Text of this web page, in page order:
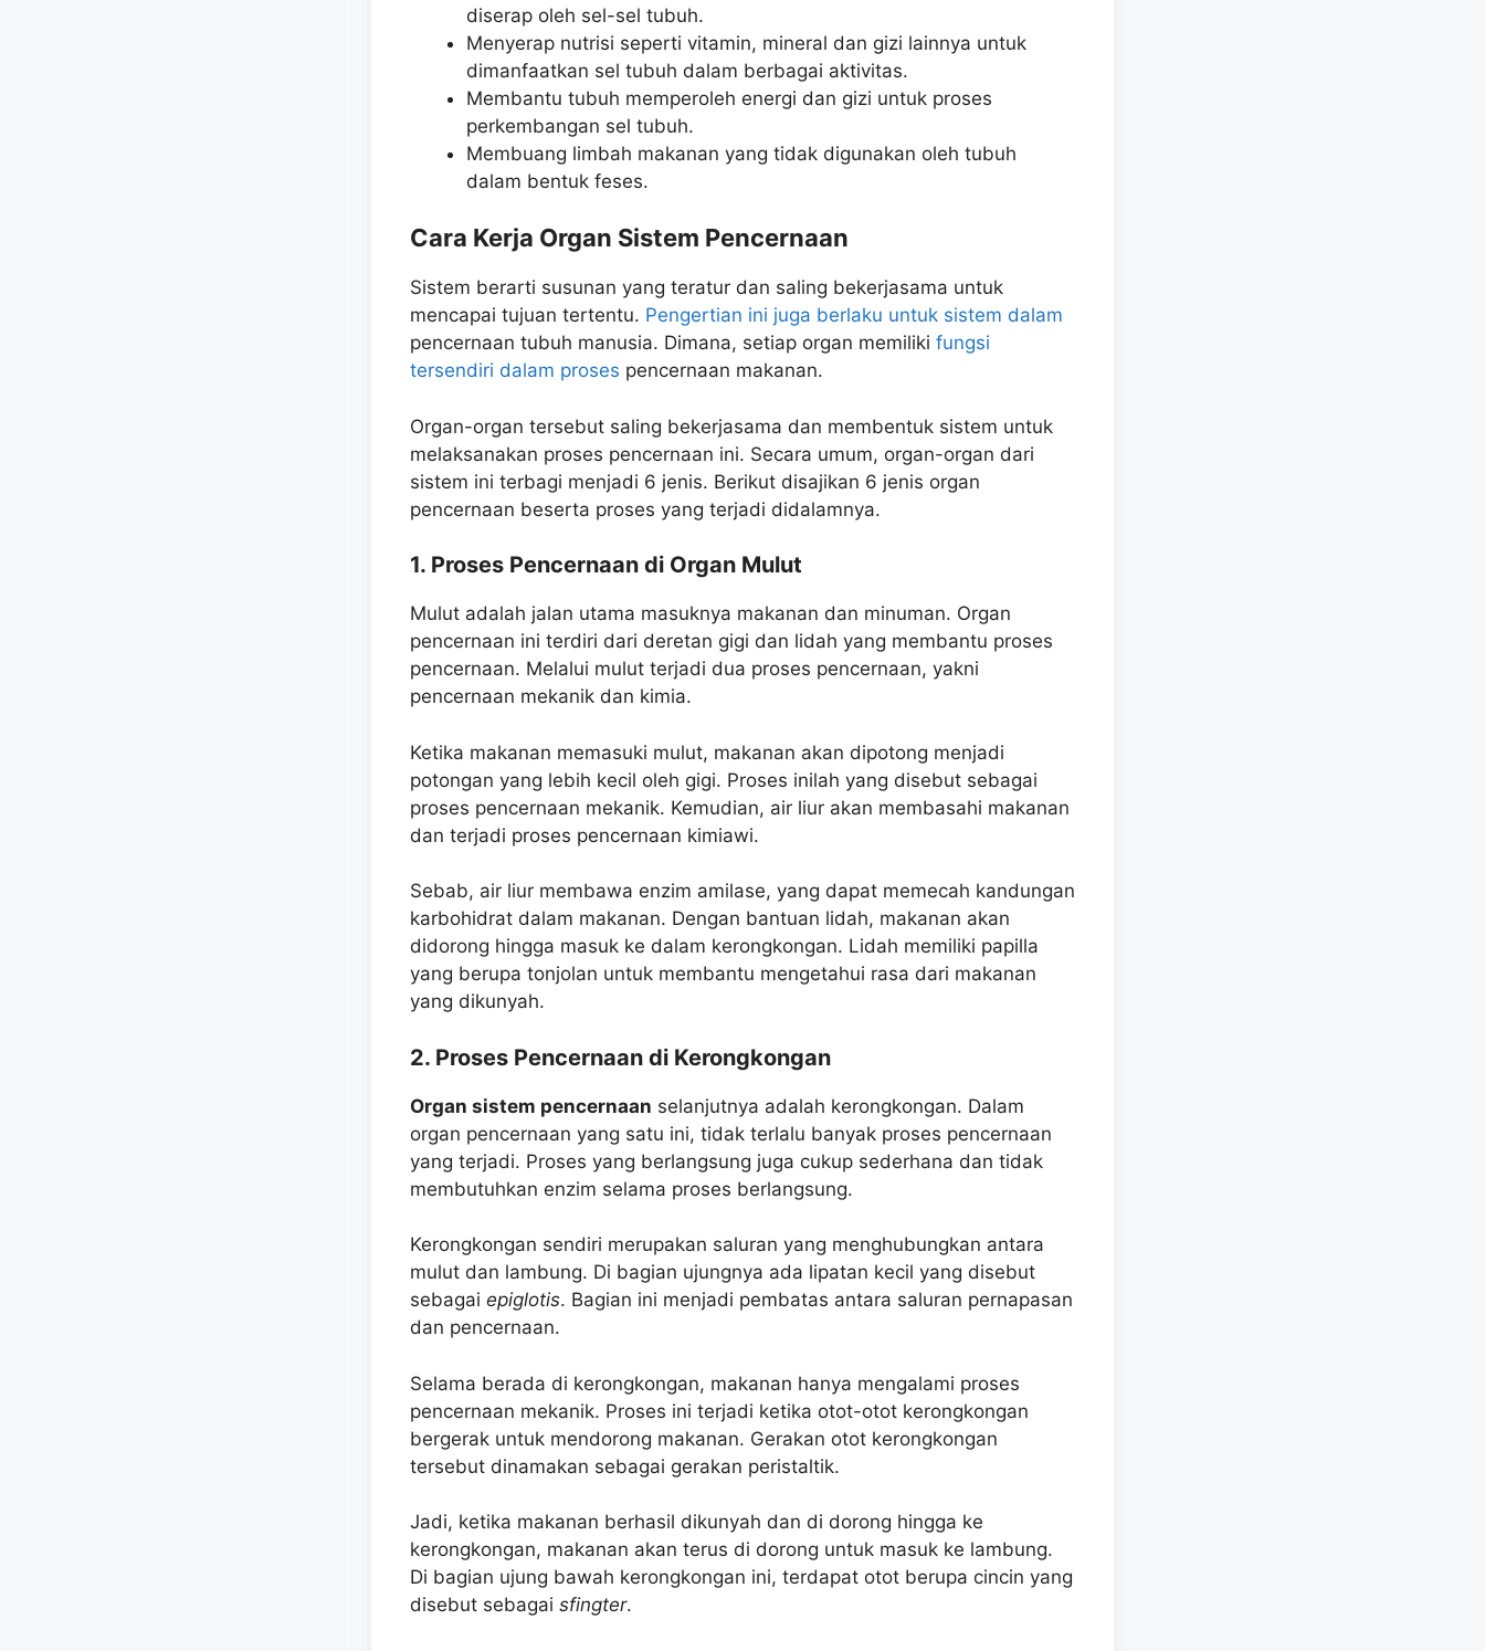
diserap oleh sel-sel tubuh.
Menyerap nutrisi seperti vitamin, mineral dan gizi lainnya untuk
dimanfaatkan sel tubuh dalam berbagai aktivitas.
Membantu tubuh memperoleh energi dan gizi untuk proses
perkembangan sel tubuh.
Membuang limbah makanan yang tidak digunakan oleh tubuh
dalam bentuk feses.
Cara Kerja Organ Sistem Pencernaan
Sistem berarti susunan yang teratur dan saling bekerjasama untuk
mencapai tujuan tertentu. Pengertian ini juga berlaku untuk sistem dalam
pencernaan tubuh manusia. Dimana, setiap organ memiliki fungsi
tersendiri dalam proses pencernaan makanan.
Organ-organ tersebut saling bekerjasama dan membentuk sistem untuk
melaksanakan proses pencernaan ini. Secara umum, organ-organ dari
sistem ini terbagi menjadi 6 jenis. Berikut disajikan 6 jenis organ
pencernaan beserta proses yang terjadi didalamnya.
1. Proses Pencernaan di Organ Mulut
Mulut adalah jalan utama masuknya makanan dan minuman. Organ
pencernaan ini terdiri dari deretan gigi dan lidah yang membantu proses
pencernaan. Melalui mulut terjadi dua proses pencernaan, yakni
pencernaan mekanik dan kimia.
Ketika makanan memasuki mulut, makanan akan dipotong menjadi
potongan yang lebih kecil oleh gigi. Proses inilah yang disebut sebagai
proses pencernaan mekanik. Kemudian, air liur akan membasahi makanan
dan terjadi proses pencernaan kimiawi.
Sebab, air liur membawa enzim amilase, yang dapat memecah kandungan
karbohidrat dalam makanan. Dengan bantuan lidah, makanan akan
didorong hingga masuk ke dalam kerongkongan. Lidah memiliki papilla
yang berupa tonjolan untuk membantu mengetahui rasa dari makanan
yang dikunyah.
2. Proses Pencernaan di Kerongkongan
Organ sistem pencernaan selanjutnya adalah kerongkongan. Dalam
organ pencernaan yang satu ini, tidak terlalu banyak proses pencernaan
yang terjadi. Proses yang berlangsung juga cukup sederhana dan tidak
membutuhkan enzim selama proses berlangsung.
Kerongkongan sendiri merupakan saluran yang menghubungkan antara
mulut dan lambung. Di bagian ujungnya ada lipatan kecil yang disebut
sebagai epiglotis. Bagian ini menjadi pembatas antara saluran pernapasan
dan pencernaan.
Selama berada di kerongkongan, makanan hanya mengalami proses
pencernaan mekanik. Proses ini terjadi ketika otot-otot kerongkongan
bergerak untuk mendorong makanan. Gerakan otot kerongkongan
tersebut dinamakan sebagai gerakan peristaltik.
Jadi, ketika makanan berhasil dikunyah dan di dorong hingga ke
kerongkongan, makanan akan terus di dorong untuk masuk ke lambung.
Di bagian ujung bawah kerongkongan ini, terdapat otot berupa cincin yang
disebut sebagai sfingter.